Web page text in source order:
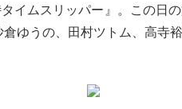
イムスリッパー』。この日
ゆうの、田村ツトム、高寺